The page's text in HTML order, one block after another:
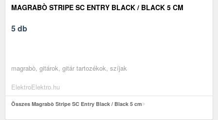
MAGRABÒ STRIPE SC ENTRY BLACK / BLACK 5 CM
5 db
magrabò, gitárok, gitár tartozékok, szíjak
ElektroElektro.hu
Összes Magrabò Stripe SC Entry Black / Black 5 cm